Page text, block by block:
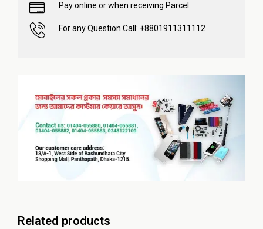
Pay online or when receiving Parcel
For any Question Call: +8801911311112
Related products